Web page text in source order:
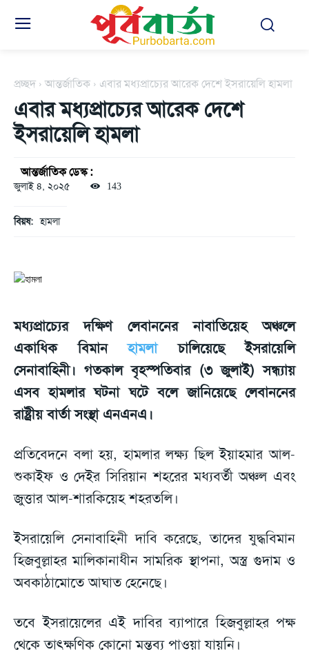
প্রচ্ছদ আন্তর্জাতিক এবার মধ্যপ্রাচ্যের আরেক দেশে ইসরায়েলি হামলা
এবার মধ্যপ্রাচ্যের আরেক দেশে
ইসরায়েলি হামলা
আন্তর্জাতিক ডেস্ক :
জুলাই ৪, ২০২৫ 143
বিয়ষ: হামলা
মধ্যপ্রাচ্যের দক্ষিণ লেবাননের নাবাতিয়েহ অঞ্চলে
একাধিক বিমানহামলাচালিয়েছে ইসরায়েলি
সেনাবাহিনী। গতকাল বৃহস্পতিবার (৩ জুলাই) সন্ধ্যায়
এসব হামলার ঘটনা ঘটে বলে জানিয়েছে লেবাননের
রাষ্ট্রীয় বার্তা সংস্থা এনএনএ।
প্রতিবেদনে বলা হয়, হামলার লক্ষ্য ছিল ইয়াহমার আল-
শুকাইফ ও দেইর সিরিয়ান শহরের মধ্যবর্তী অঞ্চল এবং
জুত্তার আল-শারকিয়েহ শহরতলি।
ইসরায়েলি সেনাবাহিনী দাবি করেছে, তাদের যুদ্ধবিমান
হিজবুল্লাহর মালিকানাধীন সামরিক স্থাপনা, অস্ত্র গুদাম ও
অবকাঠামোতে আঘাত হেনেছে।
তবে ইসরায়েলের এই দাবির ব্যাপারে হিজবুল্লাহর পক্ষ
থেকে তাৎক্ষণিক কোনো মন্তব্য পাওয়া যায়নি।